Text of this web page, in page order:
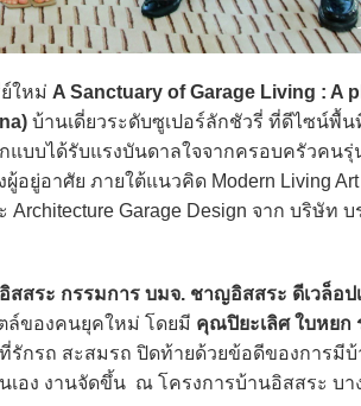
ใหม่ A Sanctuary of Garage Living : A
บ้านเดี่ยวระดับซูเปอร์ลักชัวรี่ ที่ดีไซน์พื้
บบได้รับแรงบันดาลใจจากครอบครัวคนรุ่
ยู่อาศัย ภายใต้แนวคิด Modern Living Art
Garage Design จาก บริษัท บ
สระ กรรมการ บมจ. ชาญอิสสระ ดีเวล็อป
ล์ของคนยุคใหม่ โดยมี คุณปิยะเลิศ ใบหยก
รักรถ สะสมรถ ปิดท้ายด้วยข้อดีของการมี
เอง งานจัดขึ้น ณ โครงการบ้านอิสสระ บา